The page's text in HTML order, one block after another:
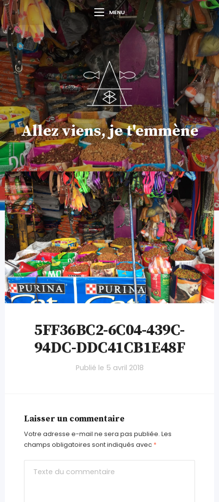
MENU
Allez viens, je t'emmène
5FF36BC2-6C04-439C-
94DC-DDC41CB1E48F
Publié le 5 avril 2018
Laisser un commentaire
Votre adresse e-mail ne sera pas publiée. Les
champs obligatoires sont indiqués avec *